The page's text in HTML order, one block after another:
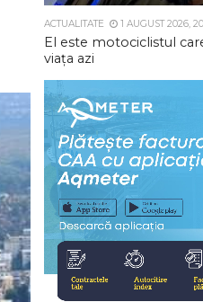
ACTUALITATE 1 AUGUST 2026,
El este motociclistul
viața azi